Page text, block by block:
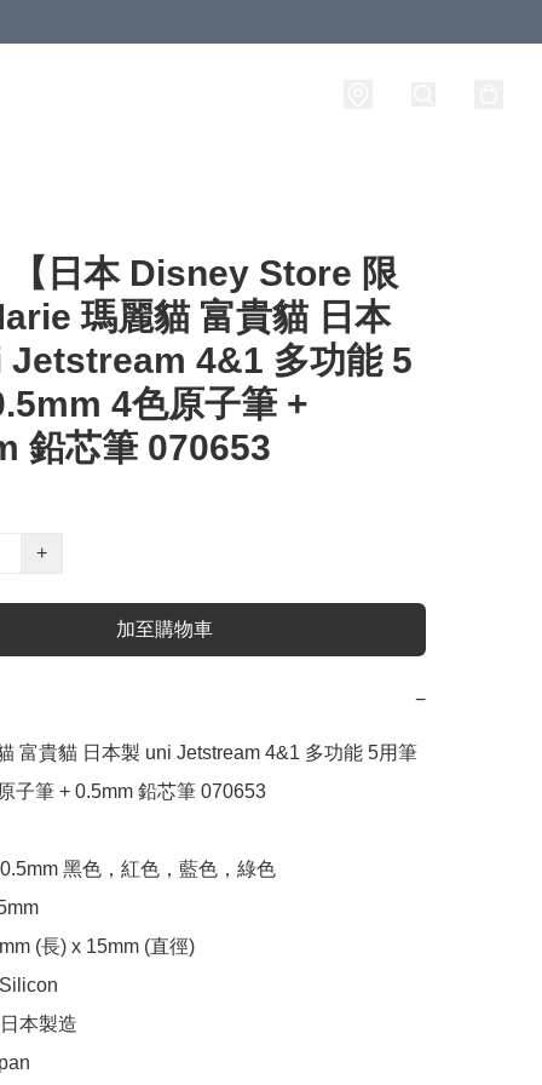
【日本 Disney Store 限
瑪麗貓 富貴貓 日本
Jetstream 4&1 多功能 5
4色原子筆 +
鉛芯筆 070653
+
加至購物車
−
富貴貓 日本製 uni Jetstream 4&1 多功能 5用筆
子筆 + 0.5mm 鉛芯筆 070653
黑色，紅色，藍色，綠色
(長) x 15mm (直徑)
本製造